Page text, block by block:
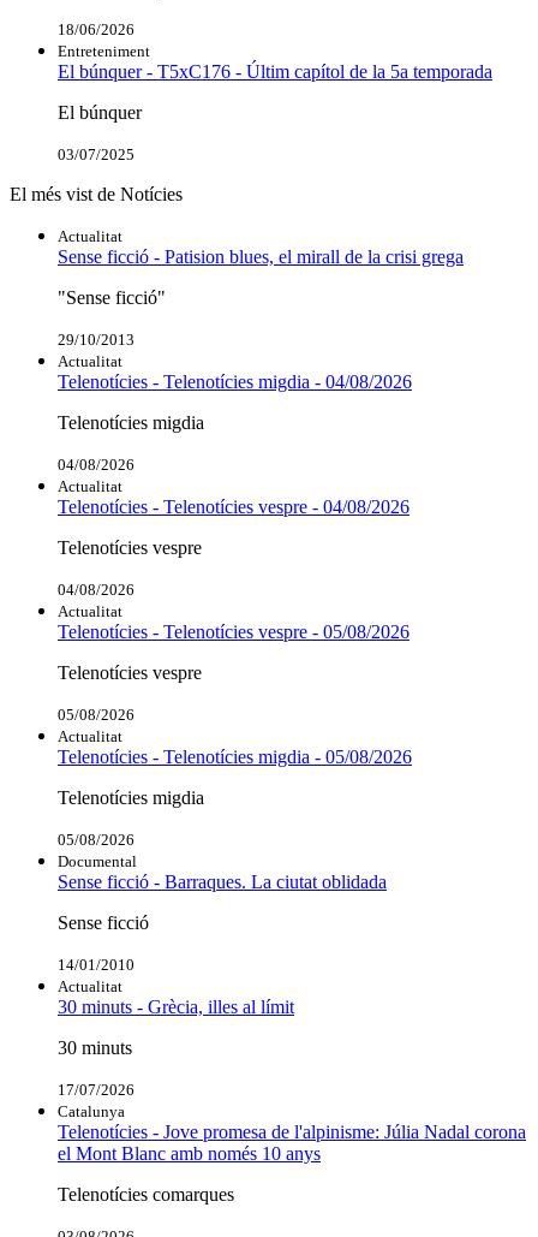
18/06/2026
Entreteniment
El búnquer - T5xC176 - Últim capítol de la 5a temporada
El búnquer
03/07/2025
El més vist de Notícies
Actualitat
Sense ficció - Patision blues, el mirall de la crisi grega
"Sense ficció"
29/10/2013
Actualitat
Telenotícies - Telenotícies migdia - 04/08/2026
Telenotícies migdia
04/08/2026
Actualitat
Telenotícies - Telenotícies vespre - 04/08/2026
Telenotícies vespre
04/08/2026
Actualitat
Telenotícies - Telenotícies vespre - 05/08/2026
Telenotícies vespre
05/08/2026
Actualitat
Telenotícies - Telenotícies migdia - 05/08/2026
Telenotícies migdia
05/08/2026
Documental
Sense ficció - Barraques. La ciutat oblidada
Sense ficció
14/01/2010
Actualitat
30 minuts - Grècia, illes al límit
30 minuts
17/07/2026
Catalunya
Telenotícies - Jove promesa de l'alpinisme: Júlia Nadal corona
el Mont Blanc amb només 10 anys
Telenotícies comarques